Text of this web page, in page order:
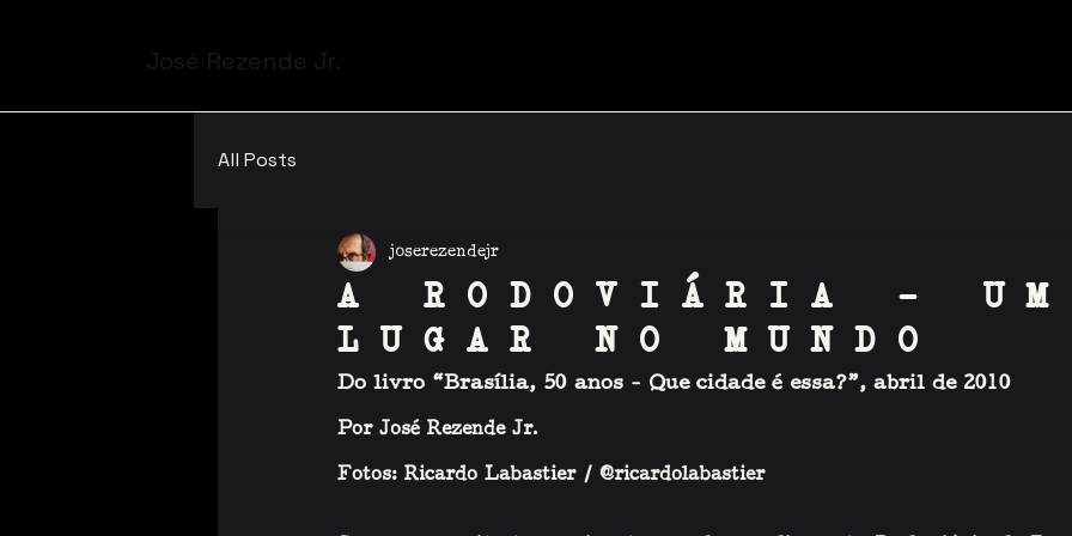
José Rezende Jr.
All Posts
A RODOVIÁRIA – UM
LUGAR NO MUNDO
joserezendejr
Do livro “Brasília, 50 anos - Que cidade é essa?”, abril de 2010
Por José Rezende Jr.
Fotos: Ricardo Labastier / @ricardolabastier